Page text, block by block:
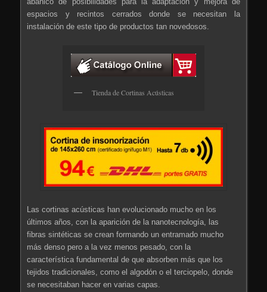
espacios y recintos cerrados donde se necesitan la
instalación de este tipo de productos tan novedosos.
Tienda de Cortinas Acústicas
Las cortinas acústicas han evolucionado mucho en los
últimos años, con la aparición de la nanotecnología, las
fibras sintéticas se crean formando un entramado mucho
más denso pero a la vez menos pesado, con la
característica fundamental de que absorben más que los
tejidos tradicionales, como el algodón o el terciopelo, donde
se necesitaban hacer en varias capas.